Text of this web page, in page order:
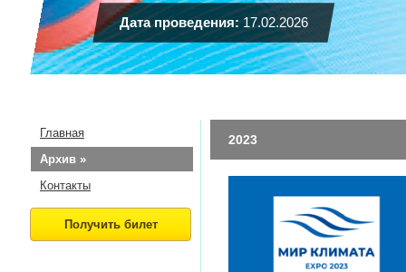
Дата проведения:17.02.2026
Главная
Архив »
Контакты
2023